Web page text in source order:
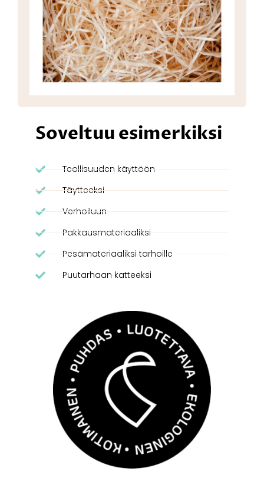
Soveltuu esimerkiksi
Teollisuuden käyttöön
Täytteeksi
Verhoiluun
Pakkausmateriaaliksi
Pesämateriaaliksi tarhoille
Puutarhaan katteeksi